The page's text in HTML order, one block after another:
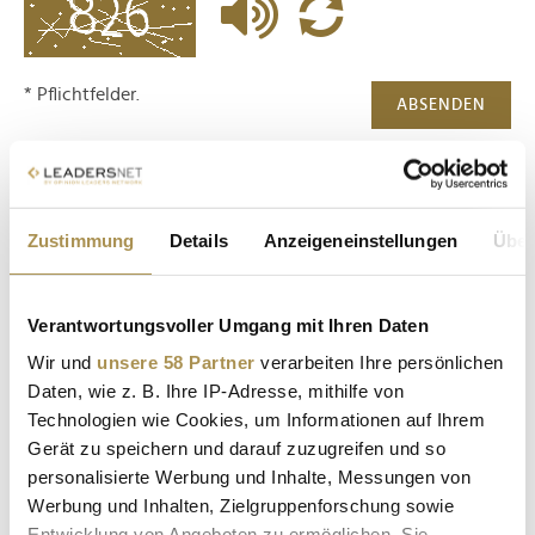
Zustimmung Details Anzeigeneinstellungen
Verantwortungsvoller Umgang mit Ihren Daten
Wir und unsere 58 Partner verarbeiten Ihre persönlichen
Daten, wie z. B. Ihre IP-Adresse, mithilfe von
Technologien wie Cookies, um Informationen auf Ihrem
Gerät zu speichern und darauf zuzugreifen und so
personalisierte Werbung und Inhalte, Messungen von
Werbung und Inhalten, Zielgruppenforschung sowie
ABSENDEN
* Pflichtfelder.
LEADERSNET.TV
LAUTSCHALTEN